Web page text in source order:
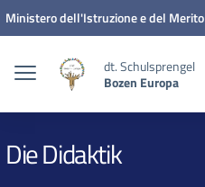
Zum Inhalt springen
Zum Navigationsmenü springen
Zur Fußzeile springen
Ministero dell'Istruzione e del Merito
dt. Schulsprengel
Bozen Europa
Die Didaktik